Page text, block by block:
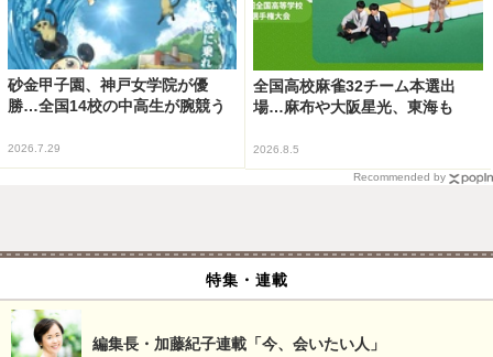
砂金甲子園、神戸女学院が優
勝…全国14校の中高生が腕競う
2026.7.29
全国高校麻雀32チーム本選出
場…麻布や大阪星光、東海も
2026.8.5
Recommended by
特集・連載
編集長・加藤紀子連載「今、会いたい人」